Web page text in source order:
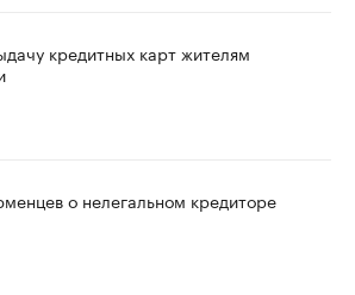
кредитных карт жителям
о нелегальном кредиторе